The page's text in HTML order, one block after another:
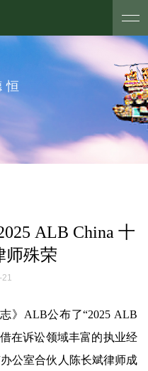
恒
ALB China 十
师殊荣
21
》ALB公布了“2025 ALB
在诉讼领域丰富的执业经
公室合伙人陈长斌律师成